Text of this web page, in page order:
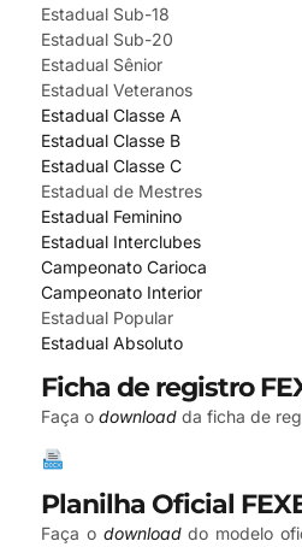
Estadual Sub-18
Estadual Sub-20
Estadual Sênior
Estadual Veteranos
Estadual Classe A
Estadual Classe B
Estadual Classe C
Estadual de Mestres
Estadual Feminino
Estadual Interclubes
Campeonato Carioca
Campeonato Interior
Estadual Popular
Estadual Absoluto
Ficha de registro
Faça o download da ficha de
Planilha Oficial
Faça o downloaddo modelo